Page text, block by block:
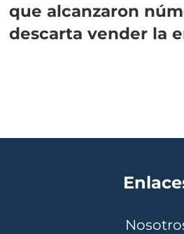
que alcanzaron
descarta vender la